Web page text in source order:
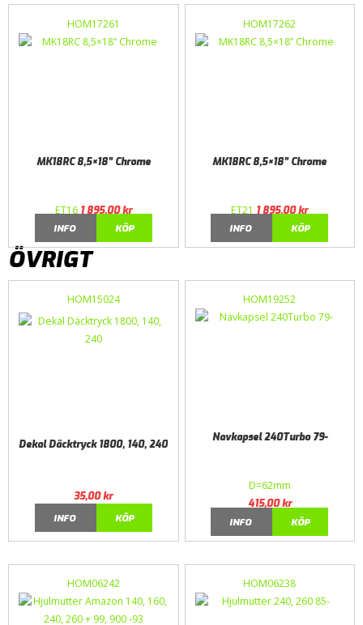
HOM17261
MK18RC 8,5×18” Chrome
ET16 1 895,00kr
INFO
KÖP
HOM17262
MK18RC 8,5×18” Chrome
ET21 1 895,00kr
INFO
KÖP
ÖVRIGT
HOM15024
Dekal Däcktryck 1800, 140, 240
35,00kr
INFO
KÖP
HOM19252
Navkapsel 240Turbo 79-
D=62mm
415,00kr
INFO
KÖP
HOM06242 HOM06238